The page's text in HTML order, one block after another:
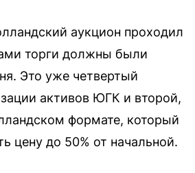
аукцион проходил
торги должны были
Это уже четвертый
активов ЮГК и второй,
формате, который
цену до 50% от начальной.